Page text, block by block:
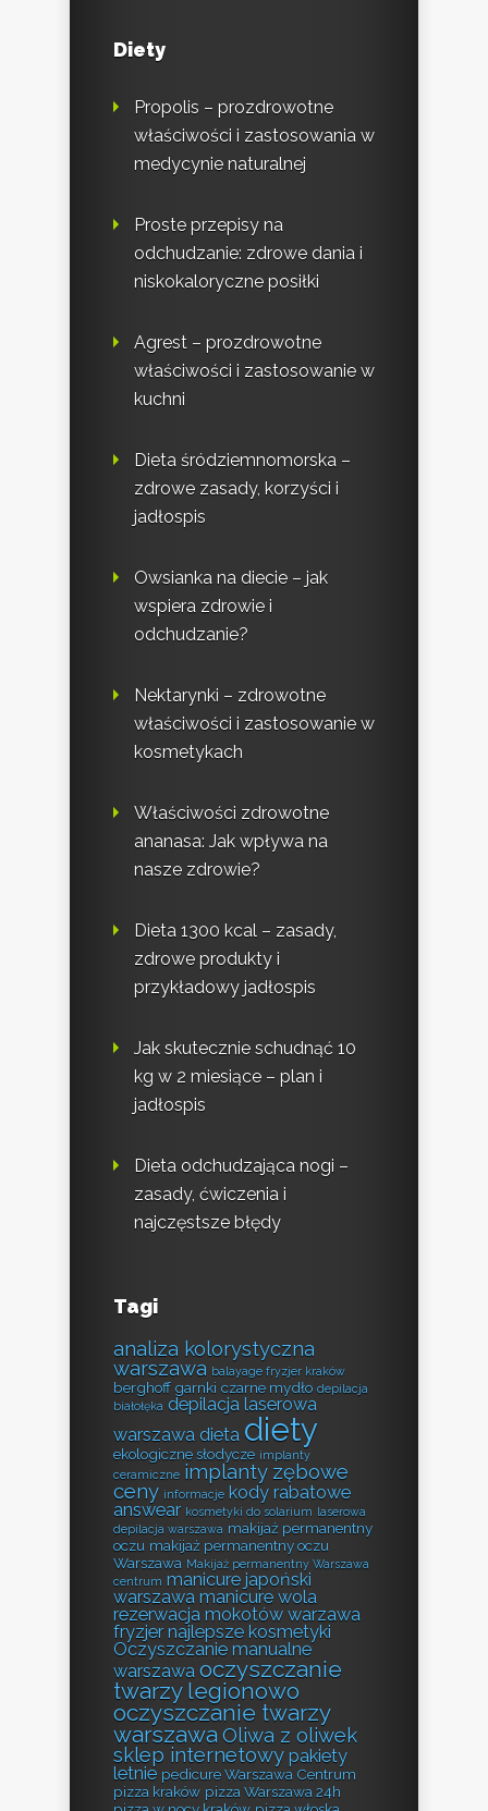
Diety
Propolis – prozdrowotne
właściwości i zastosowania w
medycynie naturalnej
Proste przepisy na
odchudzanie: zdrowe dania i
niskokaloryczne posiłki
Agrest – prozdrowotne
właściwości i zastosowanie w
kuchni
Dieta śródziemnomorska –
zdrowe zasady, korzyści i
jadłospis
Owsianka na diecie – jak
wspiera zdrowie i
odchudzanie?
Nektarynki – zdrowotne
właściwości i zastosowanie w
kosmetykach
Właściwości zdrowotne
ananasa: Jak wpływa na
nasze zdrowie?
Dieta 1300 kcal – zasady,
zdrowe produkty i
przykładowy jadłospis
Jak skutecznie schudnąć 10
kg w 2 miesiące – plan i
jadłospis
Dieta odchudzająca nogi –
zasady, ćwiczenia i
najczęstsze błędy
Tagi
analiza kolorystyczna
warszawa balayage fryzjer kraków
berghoff garnki czarne mydło depilacja
białołęka depilacja laserowa
warszawa dieta diety
ekologiczne słodycze implanty
ceramiczne implanty zębowe
ceny informacje kody rabatowe
answear kosmetyki do solarium laserowa
depilacja warszawa makijaż permanentny
oczu makijaż permanentny oczu
Warszawa Makijaż permanentny Warszawa
centrum manicure japoński
warszawa manicure wola
rezerwacja mokotów warzawa
fryzjer najlepsze kosmetyki
Oczyszczanie manualne
warszawa oczyszczanie
twarzy legionowo
oczyszczanie twarzy
warszawa Oliwa z oliwek
sklep internetowy pakiety
letnie pedicure Warszawa Centrum
pizza kraków pizza Warszawa 24h